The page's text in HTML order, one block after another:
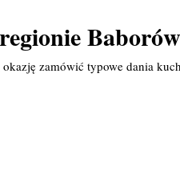
Baborów
okazję zamówić typowe dania